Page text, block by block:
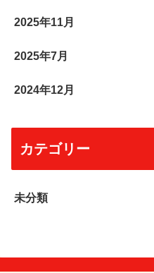
2025年11月
2025年7月
2024年12月
カテゴリー
未分類